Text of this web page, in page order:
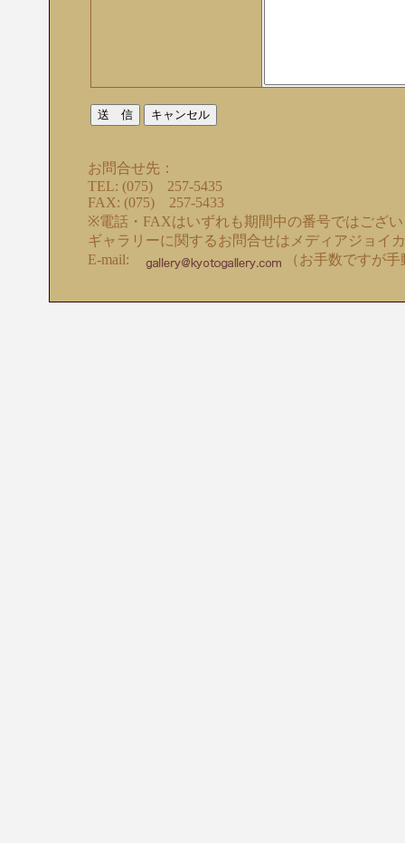
お問合せ先：
TEL: (075) 257-5435
FAX: (075) 257-5433
※電話・FAXはいずれも期間中の番号ではござ
ギャラリーに関するお問合せはメディアジョイ
E-mail:
（お手数ですが